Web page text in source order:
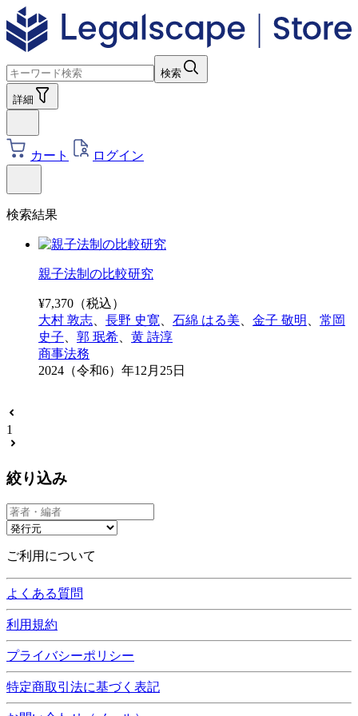
検索
詳細
カート ログイン
検索結果
親子法制の比較研究
¥7,370 （税込）
大村 敦志
長野 史寛 石綿 はる美 金子 敬明
常岡
史子
郭 珉希
黄 詩淳
商事法務
2024（令和6）年12月25日
1
絞り込み
ご利用について
よくある質問
利用規約
プライバシーポリシー
特定商取引法に基づく表記